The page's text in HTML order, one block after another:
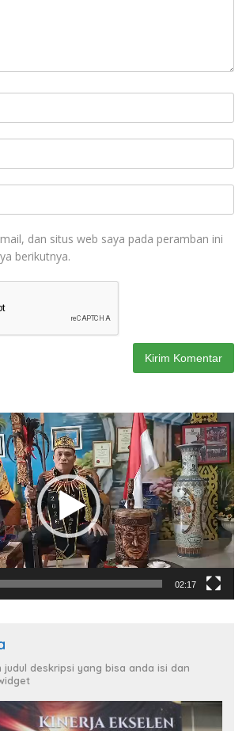
dan situs web saya pada peramban ini
berikutnya.
02:17
deskripsi yang bisa anda isi dan